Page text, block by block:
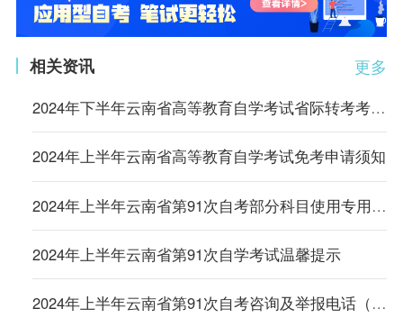
更多
相关资讯
2024年下半年云南省高等教育自学考试省际转考考生须知
2024年上半年云南省高等教育自学考试免考申请须知
2024年上半年云南省第91次自考部分科目使用专用答题卡及特殊说明的通告
2024年上半年云南省第91次自学考试温馨提示
2024年上半年云南省第91次自考咨询及举报电话（4月8—14日）